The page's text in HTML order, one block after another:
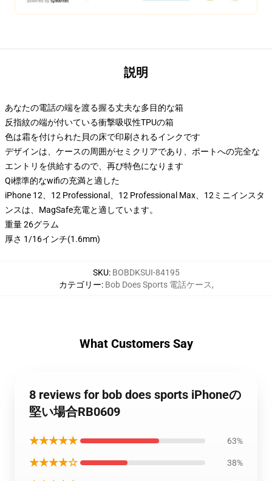
説明
あなたの電話の端を渡る握る丈夫な多目的な箱
反指紋の端が付いている衝撃吸収性TPUの箱
色は霜を付けられた貝の床で印刷されるインクです
デザインは、ケースの周囲がセミクリアであり、ポートへの完全な
エントリを供給するので、再び特色になります
Qi標準的なwifiの充満と適した
iPhone 12、12 Professional、12 Professional Max、12ミニインスタ
ンスは、MagSafe充電と適しています。
重量 26グラム
厚さ 1/16インチ(1.6mm)
SKU: BOBDKSUI-84195
カテゴリー: Bob Does Sports 電話ケース,
What Customers Say
8 reviews for bob does sports iPhoneの
堅い場合RB0609
★★★★★ 63%
★★★★☆ 38%